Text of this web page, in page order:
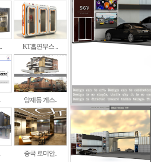
KT흡연부스 ..
양재동 게스..
중국 로미안..